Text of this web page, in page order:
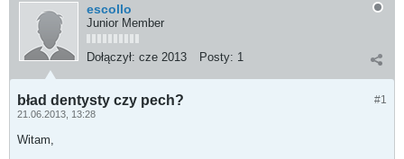
escollo
Junior Member
Dołączył: cze 2013 Posty: 1
#1
bład dentysty czy pech?
21.06.2013, 13:28
Witam,